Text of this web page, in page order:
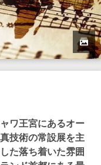
ワ王宮にあるオー
技術の常設展を主
た落ち着いた雰囲